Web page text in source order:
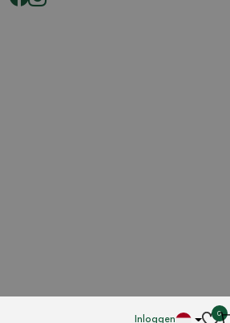
Inloggen
0